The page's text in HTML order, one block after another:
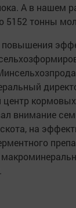
А в нашем
5152 тонны
центр
внимание
на